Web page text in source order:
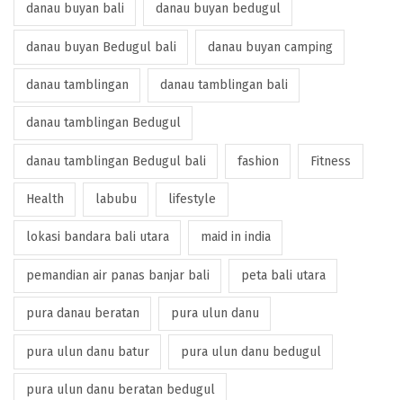
danau buyan bali danau buyan bedugul
danau buyan Bedugul bali danau buyan camping
danau tamblingan danau tamblingan bali
danau tamblingan Bedugul
danau tamblingan Bedugul bali fashion Fitness
Health labubu lifestyle
lokasi bandara bali utara maid in india
pemandian air panas banjar bali peta bali utara
pura danau beratan pura ulun danu
pura ulun danu batur pura ulun danu bedugul
pura ulun danu beratan bedugul